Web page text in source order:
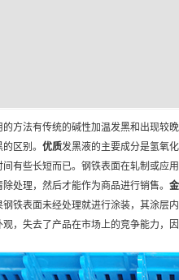
方法有传统的碱性加温发黑和出现较
区别。 优质发黑液的主要成分是氢氧
有些长短而已。钢铁表面在轧制或应
处理，然后才能作为商品进行销售。
铁表面未经处理就进行涂装，其涂层
，失去了产品在市场上的竞争能力，